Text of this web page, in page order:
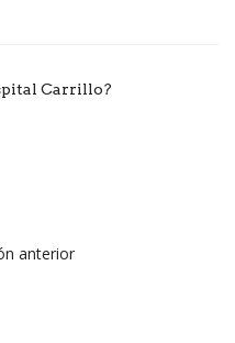
Carrillo?
anterior